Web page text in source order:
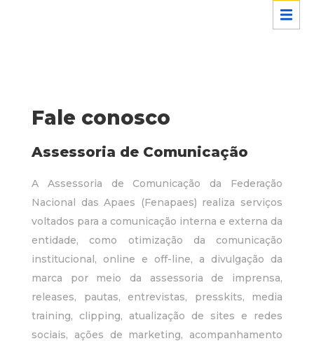
Fale conosco
Assessoria de Comunicação
A Assessoria de Comunicação da Federação
Nacional das Apaes (Fenapaes) realiza serviços
voltados para a comunicação interna e externa da
entidade, como otimização da comunicação
institucional, online e off-line, a divulgação da
marca por meio da assessoria de imprensa,
releases, pautas, entrevistas, presskits, media
training, clipping, atualização de sites e redes
sociais, ações de marketing, acompanhamento